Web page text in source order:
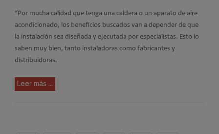
“Por mucha calidad que tenga una caldera o un aparato de aire
acondicionado, los beneficios buscados van a depender de que
la instalación sea diseñada y ejecutada por especialistas. Esto lo
saben muy bien, tanto instaladoras como fabricantes y
distribuidoras.
Leer más ...